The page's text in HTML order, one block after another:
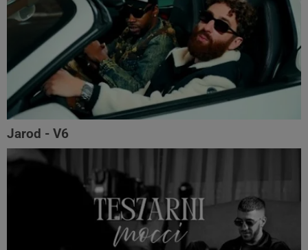
Jarod - V6